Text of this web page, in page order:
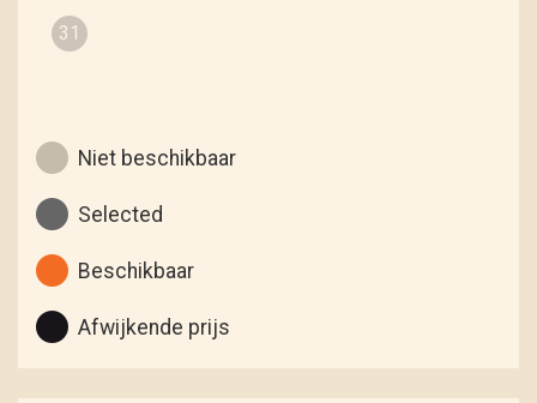
31
Niet beschikbaar
Selected
Beschikbaar
Afwijkende prijs